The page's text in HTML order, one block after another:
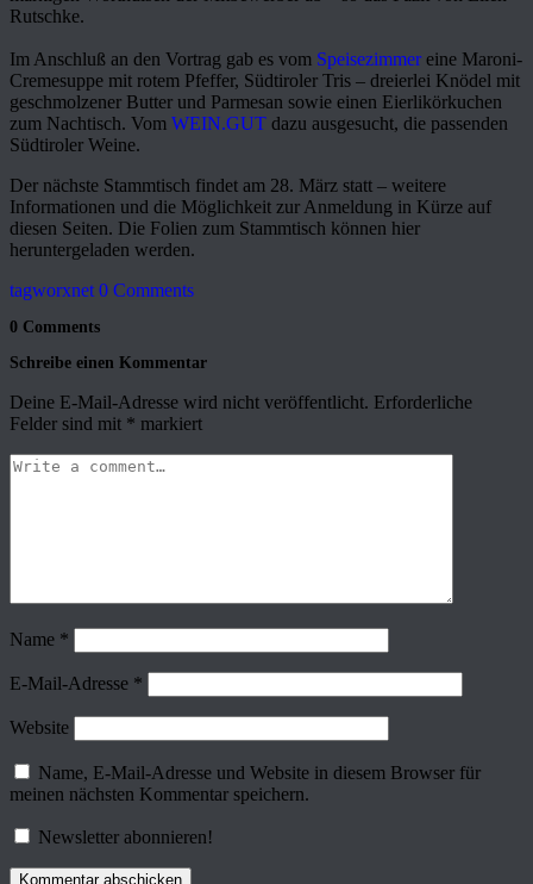
Rutschke.
Im Anschluß an den Vortrag gab es vom Speisezimmereine Maroni-
Cremesuppe mit rotem Pfeffer, Südtiroler Tris – dreierlei Knödel mit
geschmolzener Butter und Parmesan sowie einen Eierlikörkuchen
zum Nachtisch. Vom WEIN.GUT dazu ausgesucht, die passenden
Südtiroler Weine.
Der nächste Stammtisch findet am 28. März statt – weitere
Informationen und die Möglichkeit zur Anmeldung in Kürze auf
diesen Seiten. Die Folien zum Stammtisch können hier
heruntergeladen werden.
tagworxnet 0 Comments
0 Comments
Schreibe einen Kommentar
Deine E-Mail-Adresse wird nicht veröffentlicht. Erforderliche
Felder sind mit * markiert
Name *
E-Mail-Adresse *
Website
Name, E-Mail-Adresse und Website in diesem Browser für
meinen nächsten Kommentar speichern.
Newsletter abonnieren!